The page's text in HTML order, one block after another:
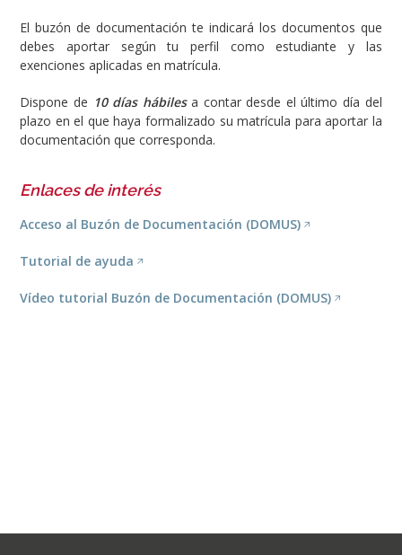
El buzón de documentación te indicará los documentos que
debes aportar según tu perfil como estudiante y las
exenciones aplicadas en matrícula.
Dispone de 10 días hábilesa contar desde el último día del
plazo en el que haya formalizado su matrícula para aportar la
documentación que corresponda.
Enlaces de interés
Acceso al Buzón de Documentación (DOMUS)
Tutorial de ayuda
Vídeo tutorial Buzón de Documentación (DOMUS)